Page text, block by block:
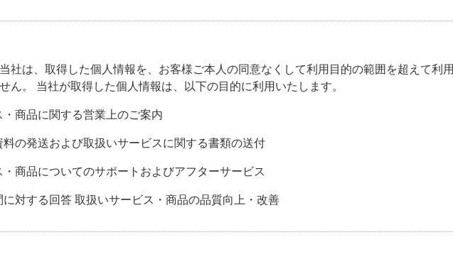
社は、取得した個人情報を、お客様ご本人の同意なくして利用目的の範囲を超えて利用
ん。 当社が取得した個人情報は、以下の目的に利用いたします。
商品に関する営業上のご案内
の発送および取扱いサービスに関する書類の送付
商品についてのサポートおよびアフターサービス
対する回答 取扱いサービス・商品の品質向上・改善